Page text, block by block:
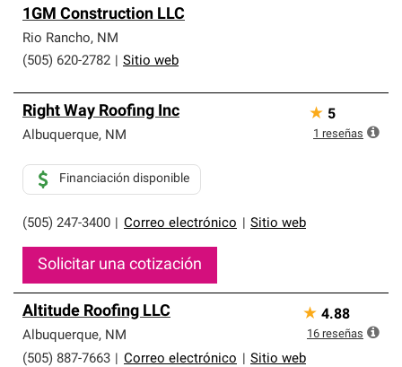
1GM Construction LLC
Rio Rancho, NM
(505) 620-2782
Sitio web
Right Way Roofing Inc
Albuquerque, NM
(505) 247-3400 Correo electrónico Sitio web
Financiación disponible
Solicitar una cotización
★ 5
1 reseñas
Altitude Roofing LLC
Albuquerque, NM
(505) 887-7663
Correo electrónico Sitio web
★ 4.88
16 reseñas